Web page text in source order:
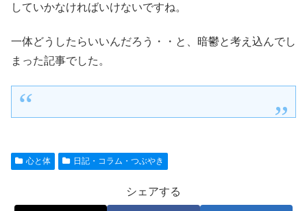
していかなければいけないですね。
一体どうしたらいいんだろう・・と、暗鬱と考え込んでし
まった記事でした。
心と体 日記・コラム・つぶやき
シェアする